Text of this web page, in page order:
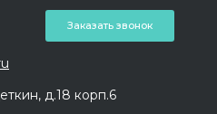
Заказать звонок
д.18 корп.6